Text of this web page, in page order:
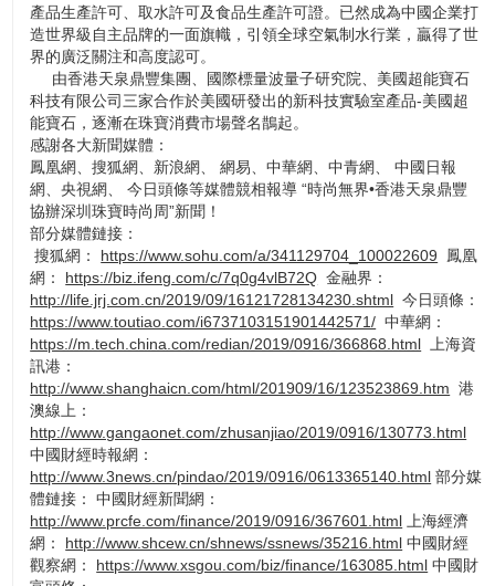
產品生產許可、取水許可及食品生產許可證。已然成為中國企業打
造世界級自主品牌的一面旗幟，引領全球空氣制水行業，贏得了世
界的廣泛關注和高度認可。
由香港天泉鼎豐集團、國際標量波量子研究院、美國超能寶石
科技有限公司三家合作於美國研發出的新科技實驗室產品-美國超
能寶石，逐漸在珠寶消費市場聲名鵲起。
感謝各大新聞媒體：
鳳凰網、搜狐網、新浪網、 網易、中華網、中青網、 中國日報
網、央視網、 今日頭條等媒體競相報導 “時尚無界•香港天泉鼎豐
協辦深圳珠寶時尚周”新聞！
部分媒體鏈接：
搜狐網： https://www.sohu.com/a/341129704_100022609
鳳凰
網： https://biz.ifeng.com/c/7q0g4vlB72Q 金融界：
http://life.jrj.com.cn/2019/09/16121728134230.shtml 今日頭條：
https://www.toutiao.com/i6737103151901442571/ 中華網：
https://m.tech.china.com/redian/2019/0916/366868.html
上海資
訊港：
http://www.shanghaicn.com/html/201909/16/123523869.htm 港
澳線上：
http://www.gangaonet.com/zhusanjiao/2019/0916/130773.html
中國財經時報網：
http://www.3news.cn/pindao/2019/0916/0613365140.html 部分媒
體鏈接： 中國財經新聞網：
http://www.prcfe.com/finance/2019/0916/367601.html 上海經濟
網： http://www.shcew.cn/shnews/ssnews/35216.html 中國財經
觀察網： https://www.xsgou.com/biz/finance/163085.html 中國財